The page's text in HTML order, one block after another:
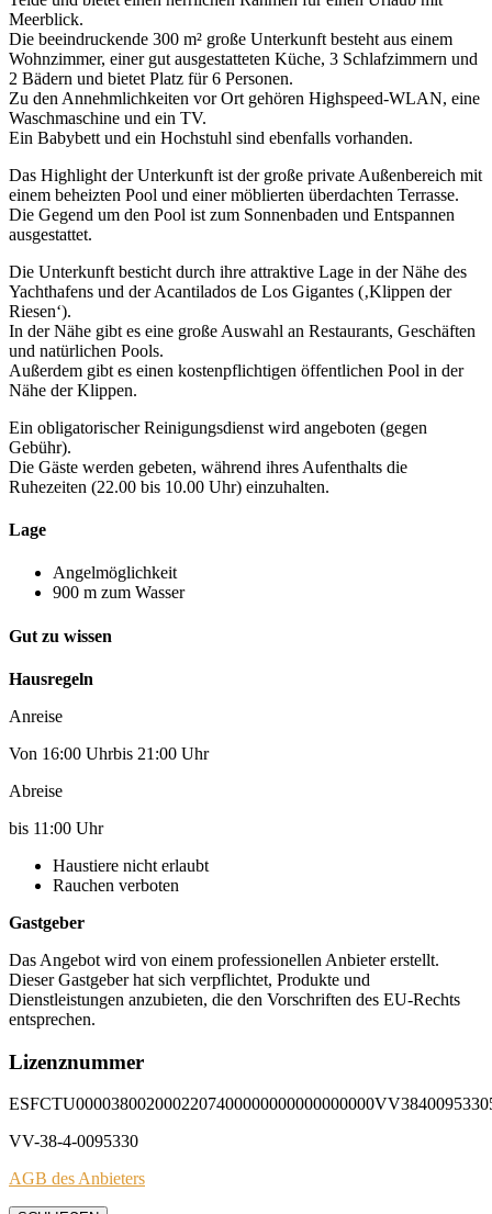
Meerblick.
Die beeindruckende 300 m² große Unterkunft besteht aus einem
Wohnzimmer, einer gut ausgestatteten Küche, 3 Schlafzimmern und
2 Bädern und bietet Platz für 6 Personen.
Zu den Annehmlichkeiten vor Ort gehören Highspeed-WLAN, eine
Waschmaschine und ein TV.
Ein Babybett und ein Hochstuhl sind ebenfalls vorhanden.
Das Highlight der Unterkunft ist der große private Außenbereich mit
einem beheizten Pool und einer möblierten überdachten Terrasse.
Die Gegend um den Pool ist zum Sonnenbaden und Entspannen
ausgestattet.
Die Unterkunft besticht durch ihre attraktive Lage in der Nähe des
Yachthafens und der Acantilados de Los Gigantes (‚Klippen der
Riesen‘).
In der Nähe gibt es eine große Auswahl an Restaurants, Geschäften
und natürlichen Pools.
Außerdem gibt es einen kostenpflichtigen öffentlichen Pool in der
Nähe der Klippen.
Ein obligatorischer Reinigungsdienst wird angeboten (gegen
Gebühr).
Die Gäste werden gebeten, während ihres Aufenthalts die
Ruhezeiten (22.00 bis 10.00 Uhr) einzuhalten.
Lage
Angelmöglichkeit
900 m zum Wasser
Gut zu wissen
Hausregeln
Anreise
Von 16:00 Uhrbis 21:00 Uhr
Abreise
bis 11:00 Uhr
Haustiere nicht erlaubt
Rauchen verboten
Gastgeber
Das Angebot wird von einem professionellen Anbieter erstellt.
Dieser Gastgeber hat sich verpflichtet, Produkte und
Dienstleistungen anzubieten, die den Vorschriften des EU-Rechts
entsprechen.
Lizenznummer
VV-38-4-0095330
AGB des Anbieters